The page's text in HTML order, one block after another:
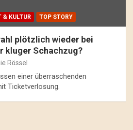
& KULTUR TOP STORY
plötzlich wieder bei
kluger Schachzug?
Rössel
einer überraschenden
Ticketverlosung.